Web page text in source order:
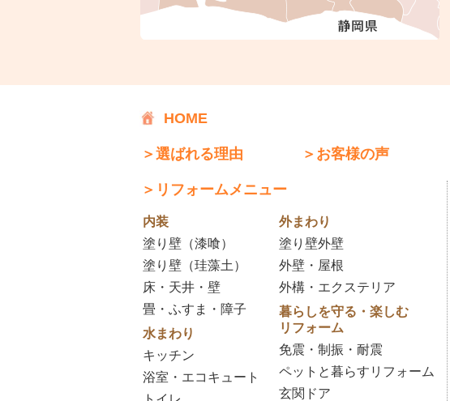
HOME
＞選ばれる理由 ＞お客様の声
＞リフォームメニュー
内装
塗り壁（漆喰）
塗り壁（珪藻土）
床・天井・壁
畳・ふすま・障子
水まわり
キッチン
浴室・エコキュート
外まわり
塗り壁外壁
外壁・屋根
外構・エクステリア
暮らしを守る・楽しむ
リフォーム
免震・制振・耐震
ペットと暮らすリフォーム
玄関ドア